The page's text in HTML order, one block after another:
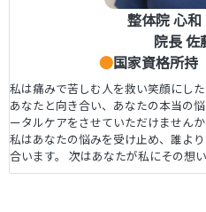
整体院 心
院長 佐
●国家資格所持
私は痛みで苦しむ人を救い笑顔にし
あなたと向き合い、あなたの本当の
ータルケアをさせていただけませんか
私はあなたの悩みを受け止め、誰よ
合います。 次はあなたが私にその想